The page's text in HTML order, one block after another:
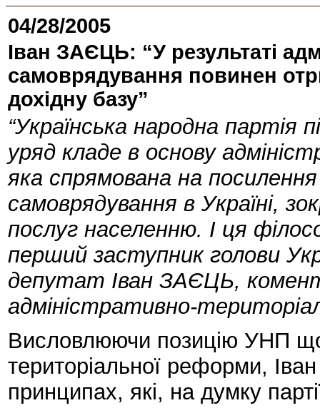
04/28/2005
Іван ЗАЄЦЬ: “У результаті
самоврядування повинен
дохідну базу”
“Українська народна партія
уряд кладе в основу
яка спрямована на
самоврядування в Україні,
послуг населенню. І ця
перший заступник голови
депутат Іван ЗАЄЦЬ,
адміністративно-
Висловлюючи позицію УНП
територіальної реформи,
принципах, які, на думку